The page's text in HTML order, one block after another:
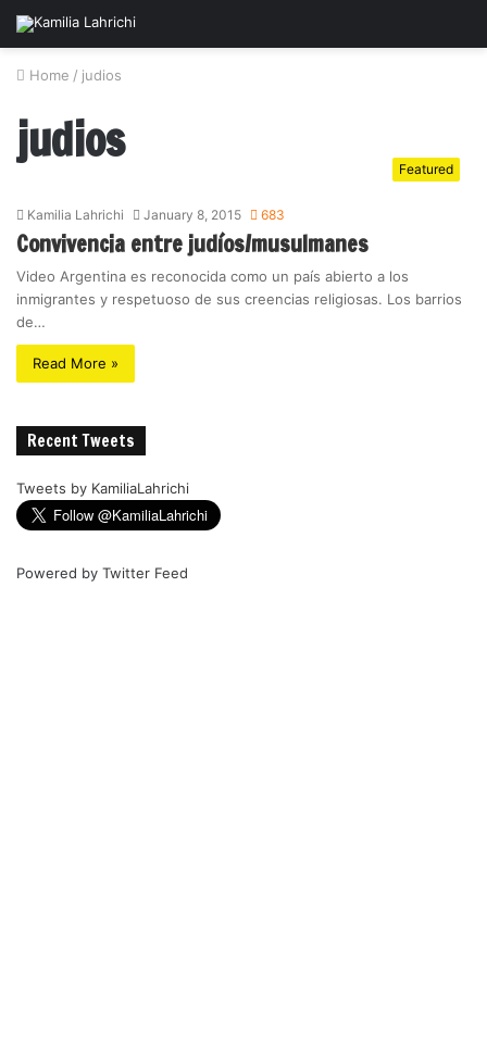
Home / judios
judios Featured
Kamilia Lahrichi January 8, 2015 683
Convivencia entre judíos/musulmanes
Video Argentina es reconocida como un país abierto a los
inmigrantes y respetuoso de sus creencias religiosas. Los barrios
de…
Read More »
Recent Tweets
Tweets by KamiliaLahrichi
Powered by Twitter Feed